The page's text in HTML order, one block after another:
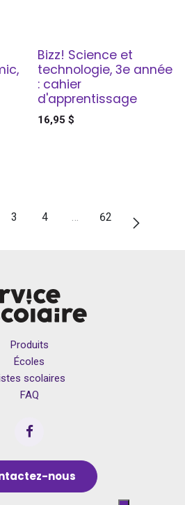
Bizz! Science et
technologie, 3e année
: cahier
d'apprentissage
16,95 $
3 4 62
Produits
Écoles
scolaires
FAQ
nous